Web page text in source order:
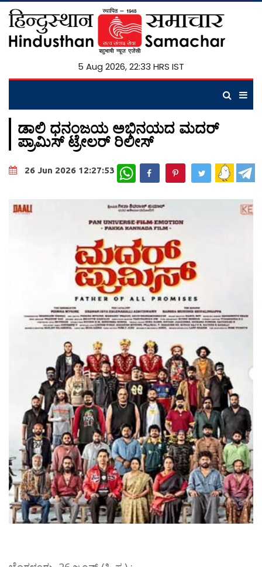
5 Aug 2026, 22:33 HRS IST
ಡಾಲಿ ಧನಂಜಯ ಅಭಿನಯದ ಮದರ್
ಪ್ರಾಮಿಸ್ ಟ್ರೇಲರ್ ರಿಲೀಸ್
26 Jun 2026 12:27:53 WhatsApp